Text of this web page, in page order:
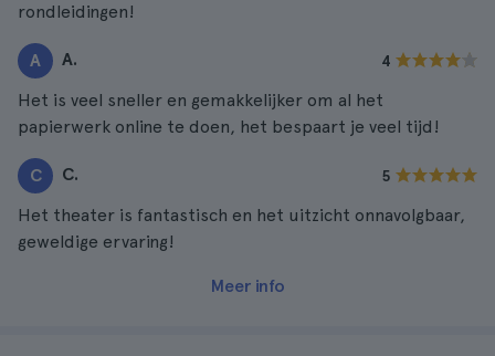
rondleidingen!
A A. 4
Het is veel sneller en gemakkelijker om al het
papierwerk online te doen, het bespaart je veel tijd!
C C. 5
Het theater is fantastisch en het uitzicht onnavolgbaar,
geweldige ervaring!
Meer info